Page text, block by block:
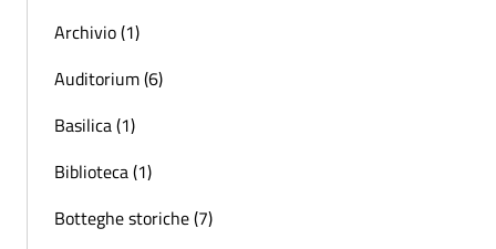
Archivio (1)
Auditorium (6)
Basilica (1)
Biblioteca (1)
Botteghe storiche (7)